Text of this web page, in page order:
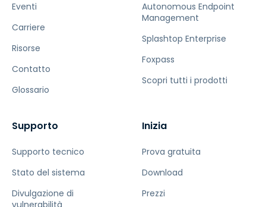
Eventi
Carriere
Risorse
Contatto
Glossario
Autonomous Endpoint
Management
Splashtop Enterprise
Foxpass
Scopri tutti i prodotti
Supporto
Supporto tecnico
Stato del sistema
Divulgazione di
vulnerabilità
Inizia
Prova gratuita
Download
Prezzi